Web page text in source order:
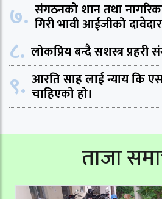
७. संगठनको शान तथा
गिरी भावी आईजीको दावेदार
८. लोकप्रिय बन्दै सशस्त्र प्रहरी
९. आरति साह लाई न्याय कि
चाहिएको हो।
ताजा